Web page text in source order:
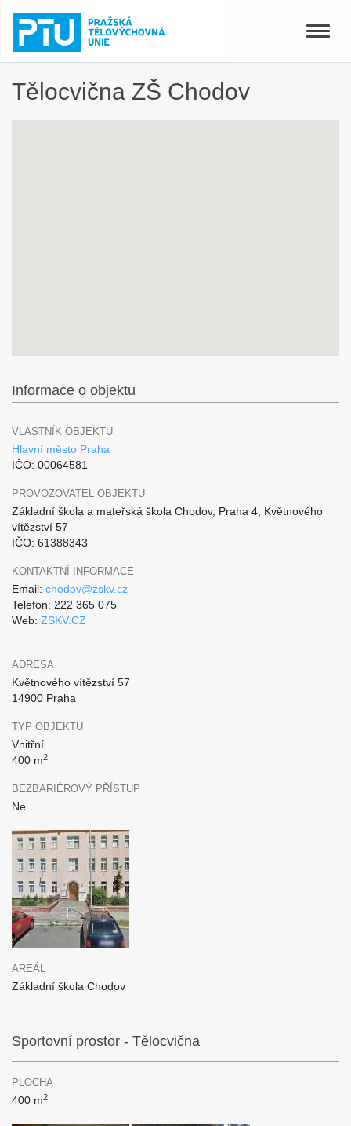
Toggle
Tělocvična ZŠ Chodov
Informace o objektu
VLASTNÍK OBJEKTU
Hlavní město Praha
IČO: 00064581
PROVOZOVATEL OBJEKTU
Základní škola a mateřská škola Chodov, Praha 4, Květnového
vítězství 57
IČO: 61388343
KONTAKTNÍ INFORMACE
Email: chodov@zskv.cz
Telefon: 222 365 075
Web: ZSKV.CZ
ADRESA
Květnového vítězství 57
14900 Praha
TYP OBJEKTU
Vnitřní
400 m2
BEZBARIÉROVÝ PŘÍSTUP
Ne
AREÁL
Základní škola Chodov
Sportovní prostor - Tělocvična
PLOCHA
400 m2